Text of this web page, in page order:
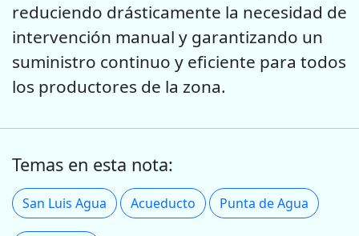
reduciendo drásticamente la necesidad de
intervención manual y garantizando un
suministro continuo y eficiente para todos
los productores de la zona.
Temas en esta nota:
San Luis Agua Acueducto Punta de Agua